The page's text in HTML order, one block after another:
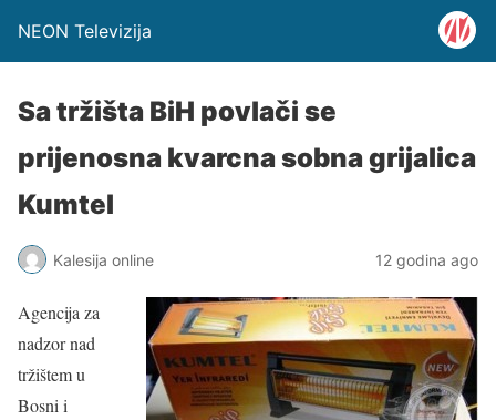
NEON Televizija
Sa tržišta BiH povlači se
prijenosna kvarcna sobna grijalica
Kumtel
Kalesija online 12 godina ago
Agencija za
nadzor nad
tržištem u
Bosni i